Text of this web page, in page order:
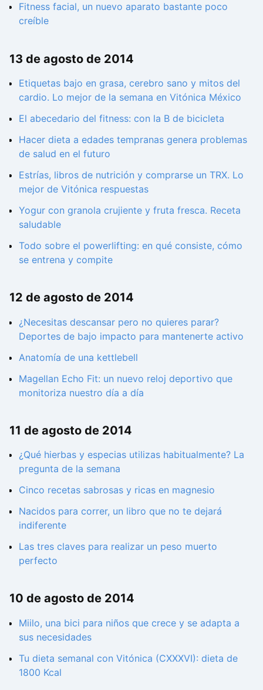
Fitness facial, un nuevo aparato bastante poco
creíble
13 de agosto de 2014
Etiquetas bajo en grasa, cerebro sano y mitos del
cardio. Lo mejor de la semana en Vitónica México
El abecedario del fitness: con la B de bicicleta
Hacer dieta a edades tempranas genera problemas
de salud en el futuro
Estrías, libros de nutrición y comprarse un TRX. Lo
mejor de Vitónica respuestas
Yogur con granola crujiente y fruta fresca. Receta
saludable
Todo sobre el powerlifting: en qué consiste, cómo
se entrena y compite
12 de agosto de 2014
¿Necesitas descansar pero no quieres parar?
Deportes de bajo impacto para mantenerte activo
Anatomía de una kettlebell
Magellan Echo Fit: un nuevo reloj deportivo que
monitoriza nuestro día a día
11 de agosto de 2014
¿Qué hierbas y especias utilizas habitualmente? La
pregunta de la semana
Cinco recetas sabrosas y ricas en magnesio
Nacidos para correr, un libro que no te dejará
indiferente
Las tres claves para realizar un peso muerto
perfecto
10 de agosto de 2014
Miilo, una bici para niños que crece y se adapta a
sus necesidades
Tu dieta semanal con Vitónica (CXXXVI): dieta de
1800 Kcal